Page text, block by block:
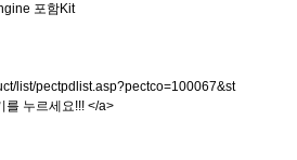
포함Kit
list/pectpdlist.asp?pectco=100067&st
를 누르세요!!! </a>